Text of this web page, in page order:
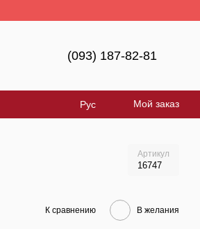
(093) 187-82-81
Рус Мой заказ
Артикул
16747
К сравнению В желания